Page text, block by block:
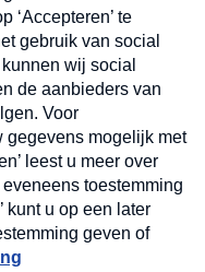
op onze
in uw